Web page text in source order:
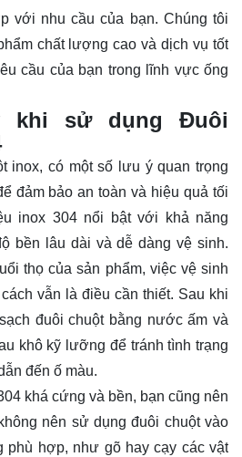
với nhu cầu của bạn. Chúng tôi
chất lượng cao và dịch vụ tốt
cầu của bạn trong lĩnh vực ống
khi sử dụng Đuôi
inox, có một số lưu ý quan trọng
đảm bảo an toàn và hiệu quả tối
inox 304 nổi bật với khả năng
bền lâu dài và dễ dàng vệ sinh.
thọ của sản phẩm, việc vệ sinh
vẫn là điều cần thiết. Sau khi
đuôi chuột bằng nước ấm và
khô kỹ lưỡng để tránh tình trạng
đến ố màu.
khá cứng và bền, bạn cũng nên
nên sử dụng đuôi chuột vào
phù hợp, như gõ hay cạy các vật